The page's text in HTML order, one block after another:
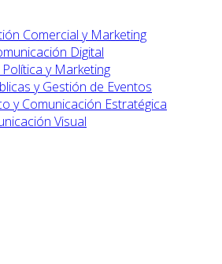
Comercial y Marketing
Digital
y Marketing
y Gestión de Eventos
y Comunicación Estratégica
Visual